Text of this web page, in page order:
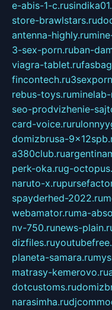
e-abis-1-c.ru
store-brawlstars.ru
antenna-highly.ru
3-sex-porn.ruban-
viagra-tablet.ru
fincontech.ru
rebus-toys.ru
seo-prodvizhenie-
card-voice.ru
domizbrusa-
a380club.ru
perk-oka.rug-
naruto-x.ru
spayderhed-2022.ru
webamator.ruma-
nv-750.runews-
dizfiles.ru
planeta-samara.ru
matrasy-kemerovo.ru
dotcustoms.ru
narasimha.ru